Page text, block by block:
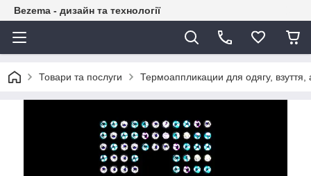
Bezema - дизайн та технології
Товари та послуги Термоаппликации для одягу, взуття,